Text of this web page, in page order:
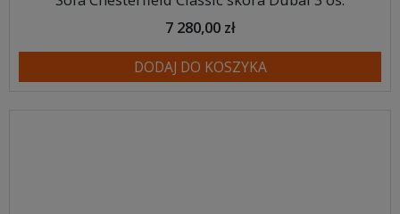
7 280,00 zł
DODAJ DO KOSZYKA